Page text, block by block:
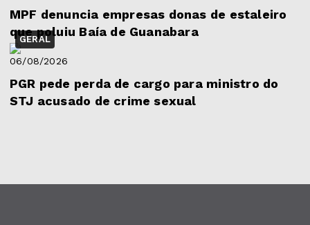
MPF denuncia empresas donas de estaleiro
que poluiu Baía de Guanabara
GERAL
06/08/2026
PGR pede perda de cargo para ministro do
STJ acusado de crime sexual